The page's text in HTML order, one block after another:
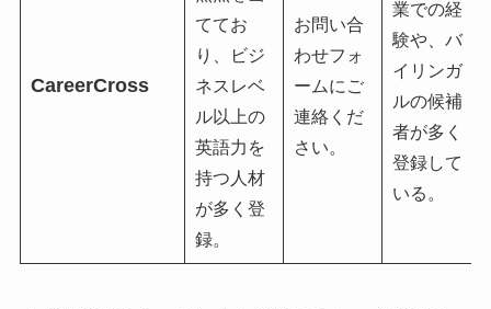
CareerCross
ててお
り、ビジ
ネスレベ
ル以上の
英語力を
持つ人材
が多く登
録。
お問い合
わせフォ
ームにご
連絡くだ
さい。
業での経
験や、バ
イリンガ
ルの候補
者が多く
登録して
いる。